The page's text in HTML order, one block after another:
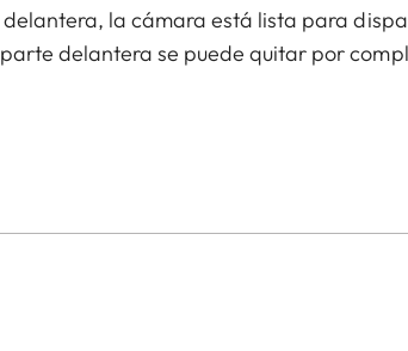
la cámara está lista para
delantera se puede quitar por
de la cámara, y la parte inferior es
tarjeta de memoria.